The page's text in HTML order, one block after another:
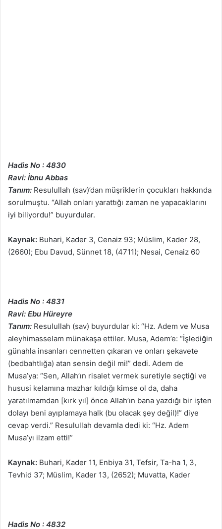
Hadis No : 4830
Ravi: İbnu Abbas
Tanım: Resulullah (sav)’dan müşriklerin çocukları hakkında
sorulmuştu. “Allah onları yarattığı zaman ne yapacaklarını
iyi biliyordu!” buyurdular.
Kaynak: Buhari, Kader 3, Cenaiz 93; Müslim, Kader 28,
(2660); Ebu Davud, Sünnet 18, (4711); Nesai, Cenaiz 60
Hadis No : 4831
Ravi: Ebu Hüreyre
Tanım: Resulullah (sav) buyurdular ki: “Hz. Adem ve Musa
aleyhimasselam münakaşa ettiler. Musa, Adem’e: “İşlediğin
günahla insanları cennetten çıkaran ve onları şekavete
(bedbahtlığa) atan sensin değil mi!” dedi. Adem de
Musa’ya: “Sen, Allah’ın risalet vermek suretiyle seçtiği ve
hususi kelamına mazhar kıldığı kimse ol da, daha
yaratılmamdan [kırk yıl] önce Allah’ın bana yazdığı bir işten
dolayı beni ayıplamaya halk (bu olacak şey değil)!” diye
cevap verdi.” Resulullah devamla dedi ki: “Hz. Adem
Musa’yı ilzam etti!”
Kaynak: Buhari, Kader 11, Enbiya 31, Tefsir, Ta-ha 1, 3,
Tevhid 37; Müslim, Kader 13, (2652); Muvatta, Kader
Hadis No : 4832